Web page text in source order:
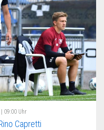
09:00 Uhr
Capretti